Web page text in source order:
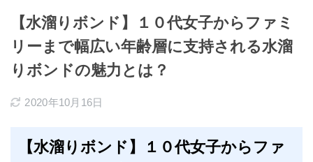
【水溜りボンド】１０代女子からファミ
リーまで幅広い年齢層に支持される水溜
りボンドの魅力とは？
2020年10月16日
【水溜りボンド】１０代女子からファ